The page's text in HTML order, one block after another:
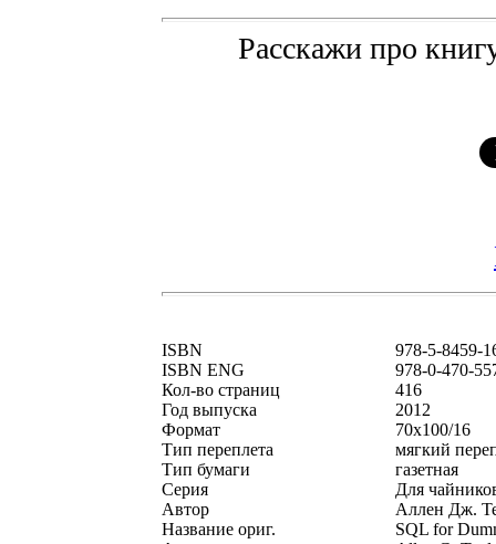
Расскажи про
ISBN
978-5-8459-
ISBN ENG
978-0-470-
Кол-во страниц
416
Год выпуска
2012
Формат
70x100/16
Тип переплета
мягкий
Тип бумаги
газетная
Серия
Для
Автор
Аллен Дж.
Название ориг.
SQL for